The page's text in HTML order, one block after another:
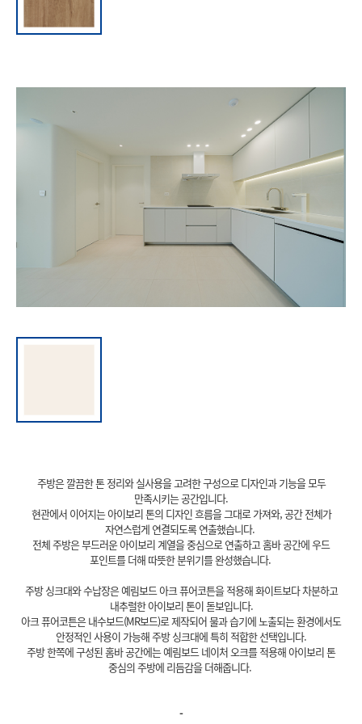
주방은 깔끔한 톤 정리와 실사용을 고려한 구성으로 디자인과 기능을 모두
만족시키는 공간입니다.
현관에서 이어지는 아이보리 톤의 디자인 흐름을 그대로 가져와, 공간 전체가
자연스럽게 연결되도록 연출했습니다.
전체 주방은 부드러운 아이보리 계열을 중심으로 연출하고 홈바 공간에 우드
포인트를 더해 따뜻한 분위기를 완성했습니다.
주방 싱크대와 수납장은 예림보드 아크 퓨어코튼을 적용해 화이트보다 차분하고
내추럴한 아이보리 톤이 돋보입니다.
아크 퓨어코튼은 내수보드(MR보드)로 제작되어 물과 습기에 노출되는 환경에서도
안정적인 사용이 가능해 주방 싱크대에 특히 적합한 선택입니다.
주방 한쪽에 구성된 홈바 공간에는 예림보드 네이처 오크를 적용해 아이보리 톤
중심의 주방에 리듬감을 더해줍니다.
-